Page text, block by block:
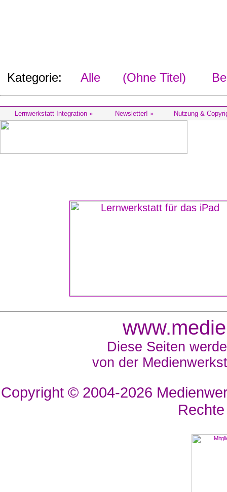
Kategorie: Alle (Ohne Titel)
Lernwerkstatt Integration » Newsletter! » Nutzung &
Diese Seiten
von der
Copyright © 2004-2026